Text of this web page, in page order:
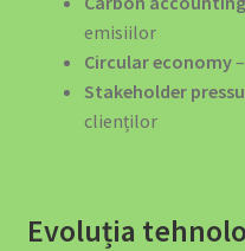
emisiilor
Circular economy
Stakeholder
clienților
Evoluția